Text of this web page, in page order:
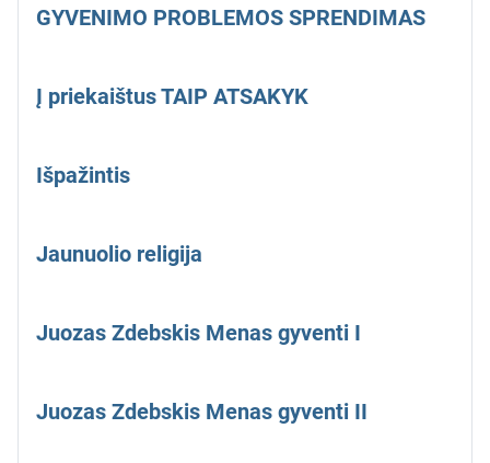
GYVENIMO PROBLEMOS SPRENDIMAS
Į priekaištus TAIP ATSAKYK
Išpažintis
Jaunuolio religija
Juozas Zdebskis Menas gyventi I
Juozas Zdebskis Menas gyventi II